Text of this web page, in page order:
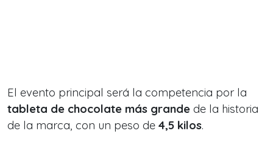
El evento principal será la competencia por la
tableta de chocolate más grande de la historia
de la marca, con un peso de 4,5 kilos.